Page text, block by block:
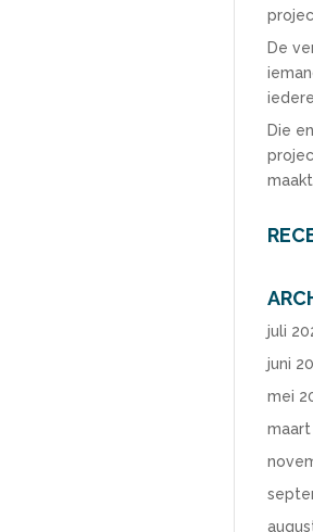
De
Die
maakt
juli
juni
mei